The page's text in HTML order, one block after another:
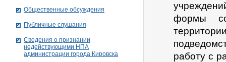
формы
работу с
Общественные обсуждения
Публичные слушания
Сведения о признании
недействующими НПА
администрации города Кировскa